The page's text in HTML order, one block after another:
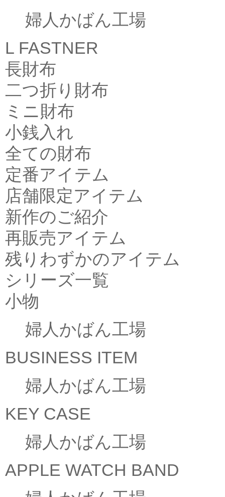
婦人かばん工場
L FASTNER
長財布
二つ折り財布
ミニ財布
小銭入れ
全ての財布
定番アイテム
店舗限定アイテム
新作のご紹介
再販売アイテム
残りわずかのアイテム
シリーズ一覧
小物
婦人かばん工場
BUSINESS ITEM
婦人かばん工場
KEY CASE
婦人かばん工場
APPLE WATCH BAND